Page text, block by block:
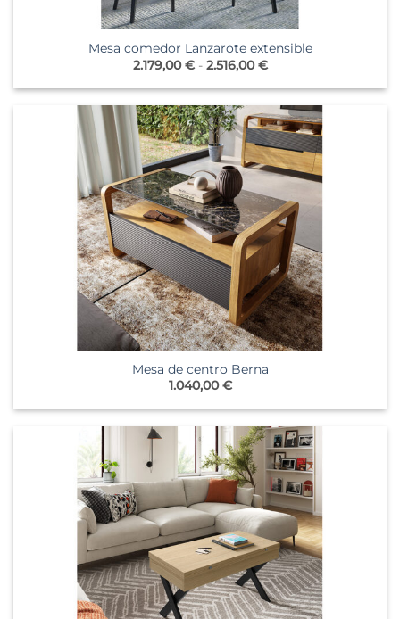
Mesa comedor Lanzarote extensible
2.179,00€ - 2.516,00€Rango
precios:
2.179,00 €
hasta
2.516,00 €
Mesa de centro Berna
1.040,00€